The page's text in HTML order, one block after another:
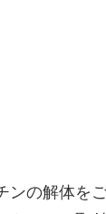
の解体を